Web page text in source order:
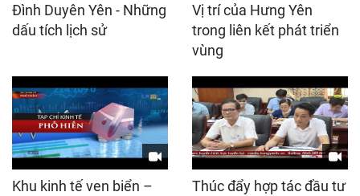
Đình Duyên Yên - Những
dấu tích lịch sử
Vị trí của Hưng Yên
trong liên kết phát triển
vùng
Khu kinh tế ven biển –
Thúc đẩy hợp tác đầu tư